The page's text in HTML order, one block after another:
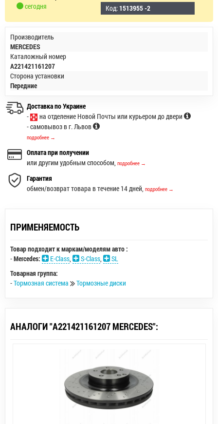
сегодня
Код: 1513955 -2
Производитель
MERCEDES
Каталожный номер
A221421161207
Сторона установки
Передние
Доставка по Украине
-
на отделение Новой Почты или курьером до двери
- самовывоз в г. Львов
подробнее →
Оплата при получении
или другим удобным способом, подробнее →
Гарантия
обмен/возврат товара в течение 14 дней, подробнее →
ПРИМЕНЯЕМОСТЬ
Товар подходит к маркам/моделям авто :
-Mercedes: E-Class, S-Class,
SL
Товарная группа:
-Тормозная система Тормозные диски
АНАЛОГИ "A221421161207 MERCEDES":